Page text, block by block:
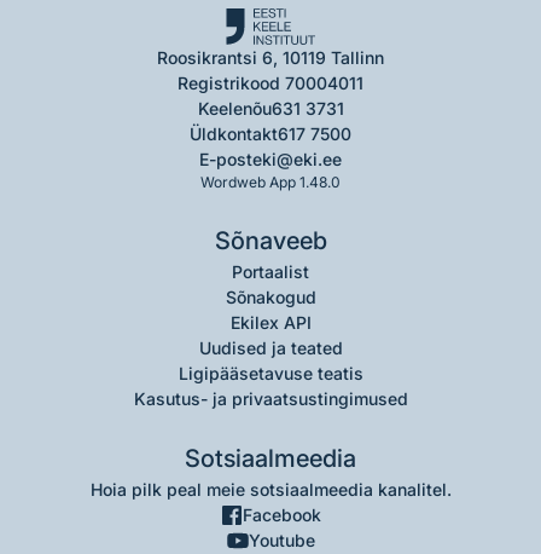
Roosikrantsi 6, 10119 Tallinn
Registrikood 70004011
Keelenõu631 3731
Üldkontakt617 7500
E-posteki@eki.ee
Wordweb App 1.48.0
Sõnaveeb
Portaalist
Sõnakogud
Ekilex API
Uudised ja teated
Ligipääsetavuse teatis
Kasutus- ja privaatsustingimused
Sotsiaalmeedia
Hoia pilk peal meie sotsiaalmeedia kanalitel.
Facebook
Youtube